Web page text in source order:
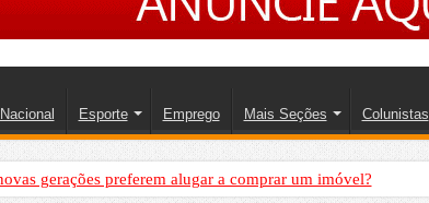
Nacional Esporte Emprego Mais Seções Colunistas
gerações preferem alugar a comprar um imóvel?